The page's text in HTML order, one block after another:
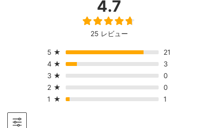
4.7
25 レビュー
5 ★
21
4 ★
3
3 ★
0
2 ★
0
1 ★ 1